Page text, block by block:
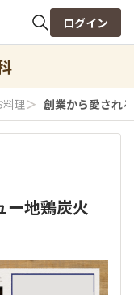
検索
ログイン
料理＞ 創業から愛され
ー地鶏炭火